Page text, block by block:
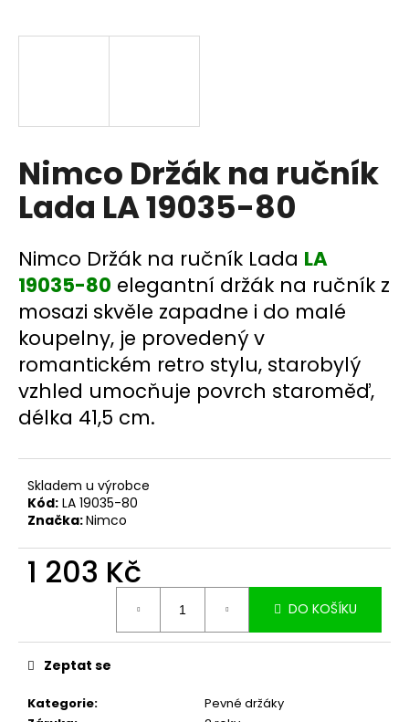
Nimco Držák na ručník
Lada LA 19035-80
Nimco Držák na ručník Lada LA
19035-80 elegantní držák na ručník z
mosazi skvěle zapadne i do malé
koupelny, je provedený v
romantickém retro stylu, starobylý
vzhled umocňuje povrch staroměď,
délka 41,5 cm.
Skladem u výrobce
Kód: LA 19035-80
Značka:Nimco
1 203 Kč
DO KOŠÍKU
Kategorie:
Pevné držáky
Zeptat se
j
?
HLEDAT
D
o
p
o
r
u
č
u
j
m
e